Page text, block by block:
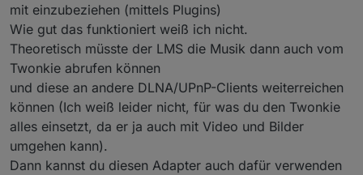
mit einzubeziehen (mittels Plugins)
Wie gut das funktioniert weiß ich nicht.
Theoretisch müsste der LMS die Musik dann auch vom
Twonkie abrufen können
und diese an andere DLNA/UPnP-Clients weiterreichen
können (Ich weiß leider nicht, für was du den Twonkie
alles einsetzt, da er ja auch mit Video und Bilder
umgehen kann).
Dann kannst du diesen Adapter auch dafür verwenden